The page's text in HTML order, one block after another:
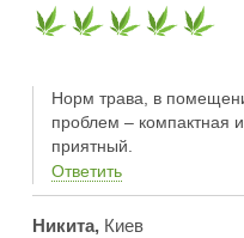
Норм трава, в
проблем – компактная
приятный.
Ответить
Никита,Киев